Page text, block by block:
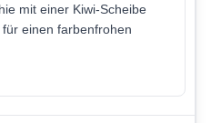
mit einer Kiwi-Scheibe
einen farbenfrohen